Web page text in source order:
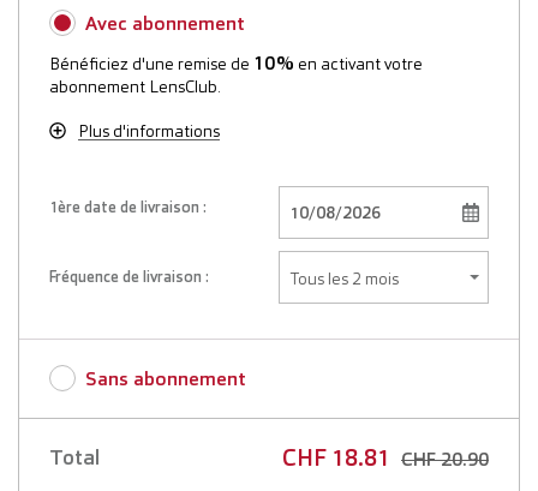
Avec abonnement
Bénéficiez d'une remise de 10% en activant votre
abonnement LensClub.
Plus d'informations
1ère date de livraison :
Fréquence de livraison :
Sans abonnement
Total CHF 18.81 CHF 20.90